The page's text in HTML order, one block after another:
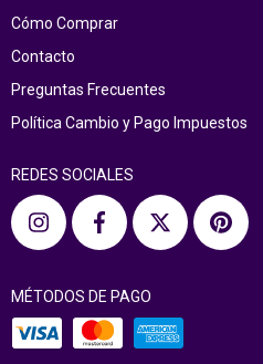
Cómo Comprar
Contacto
Preguntas Frecuentes
Política Cambio y Pago Impuestos
REDES SOCIALES
MÉTODOS DE PAGO